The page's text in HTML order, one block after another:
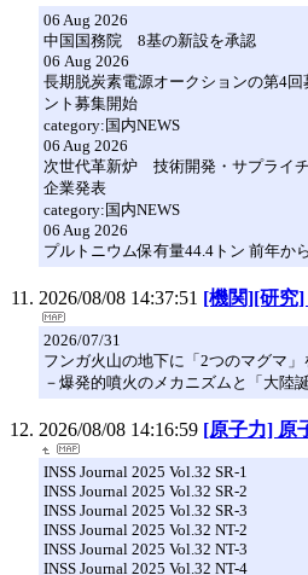
06 Aug 2026
中国国務院 8基の新設を承認
06 Aug 2026
長期脱炭素電源オークションの第4
ント募集開始
category:国内NEWS
06 Aug 2026
次世代革新炉 技術開発・サプライ
企業発表
category:国内NEWS
06 Aug 2026
プルトニウム保有量44.4トン 前年か
2026/08/08 14:37:51 [機関][研究
2026/07/31
フンガ火山の地下に「2つのマグマ」
－爆発的噴火のメカニズムと「大陸
2026/08/08 14:16:59 [原子力] 原
INSS Journal 2025 Vol.32 SR-1
INSS Journal 2025 Vol.32 SR-2
INSS Journal 2025 Vol.32 SR-3
INSS Journal 2025 Vol.32 NT-2
INSS Journal 2025 Vol.32 NT-3
INSS Journal 2025 Vol.32 NT-4